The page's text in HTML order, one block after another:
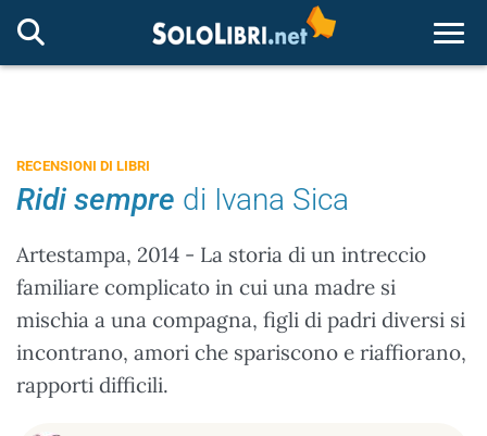
RECENSIONI DI LIBRI
Ridi sempre di Ivana Sica
Artestampa, 2014 - La storia di un intreccio
familiare complicato in cui una madre si
mischia a una compagna, figli di padri diversi si
incontrano, amori che spariscono e riaffiorano,
rapporti difficili.